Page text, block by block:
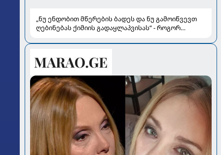
„ნუ ენდობით მწერების ბადეს და ნუ გამოიწვევთ
ღებინებას ქიმიის გადაყლაპვისას“ - როგორ
სალომე ახვლედიანის რჩევები